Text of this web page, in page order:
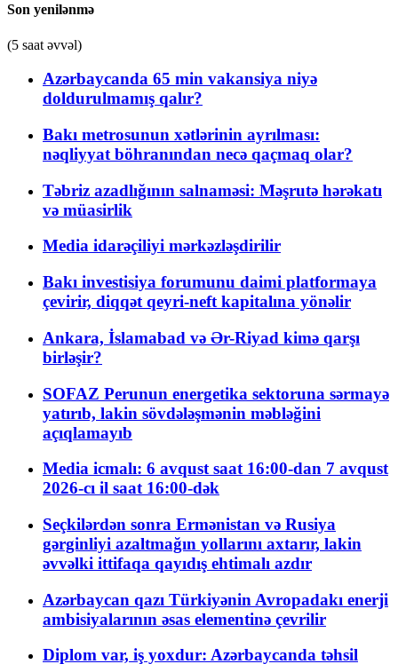
Son yenilənmə
(5 saat əvvəl)
Azərbaycanda 65 min vakansiya niyə
doldurulmamış qalır?
Bakı metrosunun xətlərinin ayrılması:
nəqliyyat böhranından necə qaçmaq olar?
Təbriz azadlığının salnaməsi: Məşrutə hərəkatı
və müasirlik
Media idarəçiliyi mərkəzləşdirilir
Bakı investisiya forumunu daimi platformaya
çevirir, diqqət qeyri-neft kapitalına yönəlir
Ankara, İslamabad və Ər-Riyad kimə qarşı
birləşir?
SOFAZ Perunun energetika sektoruna sərmayə
yatırıb, lakin sövdələşmənin məbləğini
açıqlamayıb
Media icmalı: 6 avqust saat 16:00-dan 7 avqust
2026-cı il saat 16:00-dək
Seçkilərdən sonra Ermənistan və Rusiya
gərginliyi azaltmağın yollarını axtarır, lakin
əvvəlki ittifaqa qayıdış ehtimalı azdır
Azərbaycan qazı Türkiyənin Avropadakı enerji
ambisiyalarının əsas elementinə çevrilir
Diplom var, iş yoxdur: Azərbaycanda təhsil